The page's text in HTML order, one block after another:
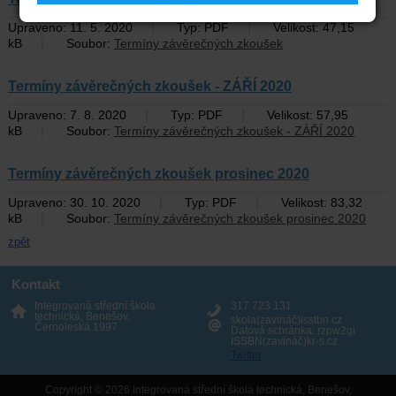
Upraveno: 11. 5. 2020 | Typ: PDF |
Velikost: 47,15
kB
Soubor: Termíny závěrečných zkoušek
Termíny závěrečných zkoušek - ZÁŘÍ 2020
Upraveno: 7. 8. 2020 Typ: PDF
Velikost: 57,95
kB
Soubor: Termíny závěrečných zkoušek - ZÁŘÍ 2020
Termíny závěrečných zkoušek prosinec 2020
Upraveno: 30. 10. 2020 Typ: PDF
Velikost: 83,32
kB
Soubor: Termíny závěrečných zkoušek prosinec 2020
zpět
Kontakt
Integrovaná střední škola
technická, Benešov,
Černoleská 1997
317 723 131
skola(zavináč)isstbn.cz
Datová schránka: rzpw2gi
ISSBN(zavináč)kr-s.cz
Copyright © 2026 Integrovaná střední škola technická, Benešov,